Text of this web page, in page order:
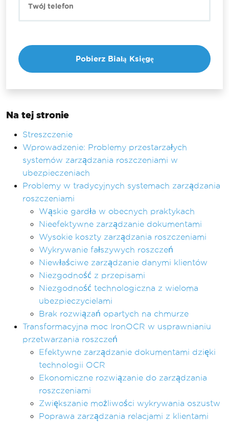
Na tej stronie
Streszczenie
Wprowadzenie: Problemy przestarzałych
systemów zarządzania roszczeniami w
ubezpieczeniach
Problemy w tradycyjnych systemach zarządzania
roszczeniami
Wąskie gardła w obecnych praktykach
Nieefektywne zarządzanie dokumentami
Wysokie koszty zarządzania roszczeniami
Wykrywanie fałszywych roszczeń
Niewłaściwe zarządzanie danymi klientów
Niezgodność z przepisami
Niezgodność technologiczna z wieloma
ubezpieczycielami
Brak rozwiązań opartych na chmurze
Transformacyjna moc IronOCR w usprawnianiu
przetwarzania roszczeń
Efektywne zarządzanie dokumentami dzięki
technologii OCR
Ekonomiczne rozwiązanie do zarządzania
roszczeniami
Zwiększanie możliwości wykrywania oszustw
Poprawa zarządzania relacjami z klientami